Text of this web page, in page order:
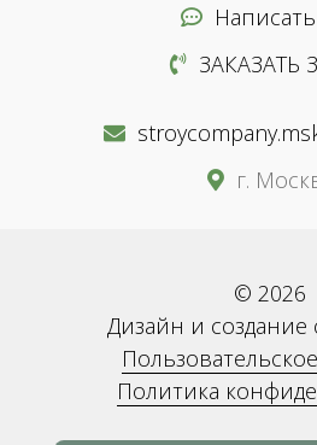
ЗАКАЗАТЬ
г.
© 2026
Дизайн и создание
Политика